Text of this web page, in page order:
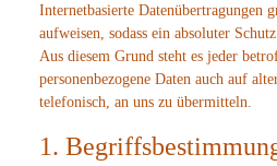
Internetbasierte Datenübertragungen
aufweisen, sodass ein absoluter
Aus diesem Grund steht es jeder
personenbezogene Daten auch auf
telefonisch, an uns zu übermitteln.
1.